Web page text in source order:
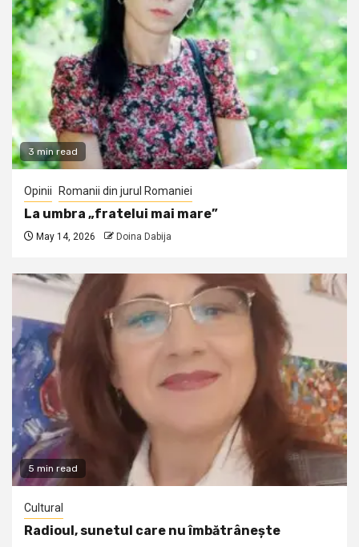
3 min read
Opinii Romanii din jurul Romaniei
La umbra „fratelui mai mare”
May 14, 2026 Doina Dabija
5 min read
Cultural
Radioul, sunetul care nu îmbătrânește